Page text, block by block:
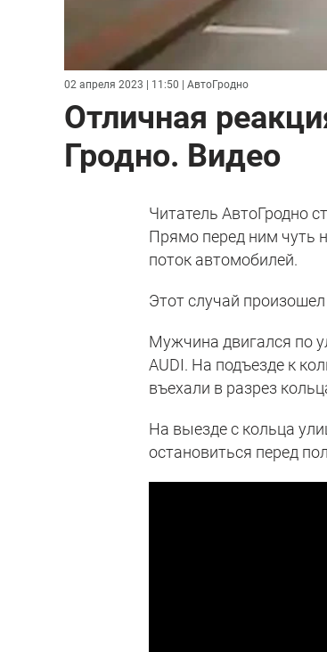
02 апреля 2023 | 11:50 | АвтоГродно
Отличная
Гродно. Видео
Читатель АвтоГродно
Прямо перед ним чуть
поток автомобилей.
Этот случай
Мужчина двигался по
AUDI. На подъезде к
въехали в разрез
На выезде с кольца
остановиться перед